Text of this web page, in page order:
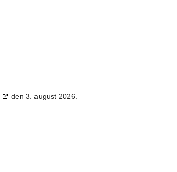
den 3. august 2026.